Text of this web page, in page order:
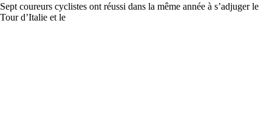
Sept coureurs cyclistes ont réussi dans la même année à s’adjuger le
Tour d’Italie et le